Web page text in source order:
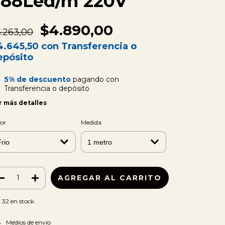
$4.890,00
con Transferencia o
5% de descuentopagando con
Transferencia o depósito
más detalles
Medida
32 en stock
para el CP:
Medios de envío